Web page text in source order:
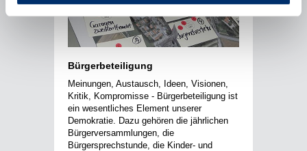
Bürgerbeteiligung
Meinungen, Austausch, Ideen, Visionen,
Kritik, Kompromisse - Bürgerbeteiligung ist
ein wesentliches Element unserer
Demokratie. Dazu gehören die jährlichen
Bürgerversammlungen, die
Bürgersprechstunde, die Kinder- und